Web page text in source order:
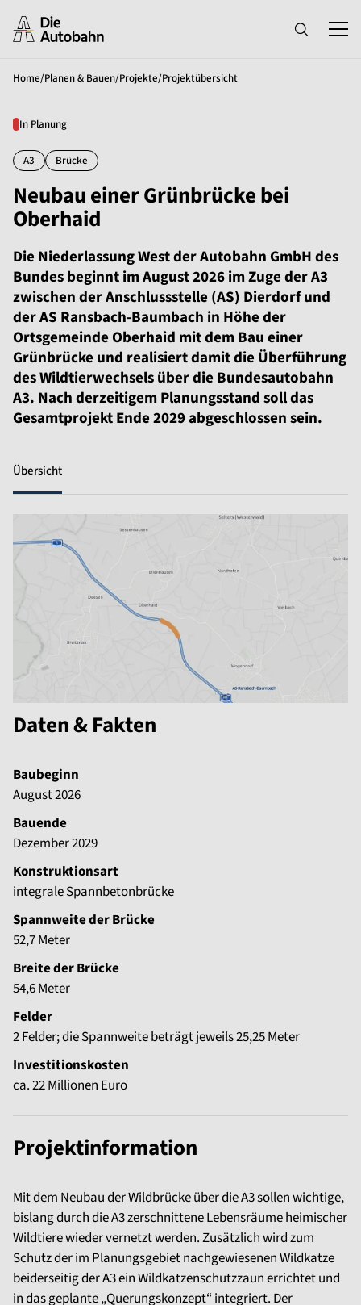
Home/Planen & Bauen/Projekte/Projektübersicht
In Planung
A3 Brücke
Neubau einer Grünbrücke bei
Oberhaid
Die Niederlassung West der Autobahn GmbH des
Bundes beginnt im August 2026 im Zuge der A3
zwischen der Anschlussstelle (AS) Dierdorf und
der AS Ransbach-Baumbach in Höhe der
Ortsgemeinde Oberhaid mit dem Bau einer
Grünbrücke und realisiert damit die Überführung
des Wildtierwechsels über die Bundesautobahn
A3. Nach derzeitigem Planungsstand soll das
Gesamtprojekt Ende 2029 abgeschlossen sein.
Übersicht
Daten & Fakten
Baubeginn
August 2026
Bauende
Dezember 2029
Konstruktionsart
integrale Spannbetonbrücke
Spannweite der Brücke
52,7 Meter
Breite der Brücke
54,6 Meter
Felder
2 Felder; die Spannweite beträgt jeweils 25,25 Meter
Investitionskosten
ca. 22 Millionen Euro
Projektinformation
Mit dem Neubau der Wildbrücke über die A3 sollen wichtige,
bislang durch die A3 zerschnittene Lebensräume heimischer
Wildtiere wieder vernetzt werden. Zusätzlich wird zum
Schutz der im Planungsgebiet nachgewiesenen Wildkatze
beiderseitig der A3 ein Wildkatzenschutzzaun errichtet und
in das geplante „Querungskonzept“ integriert. Der